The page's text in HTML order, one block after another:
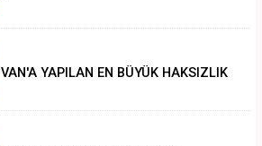
VAN'A YAPILAN EN BÜYÜK HAKSIZLIK